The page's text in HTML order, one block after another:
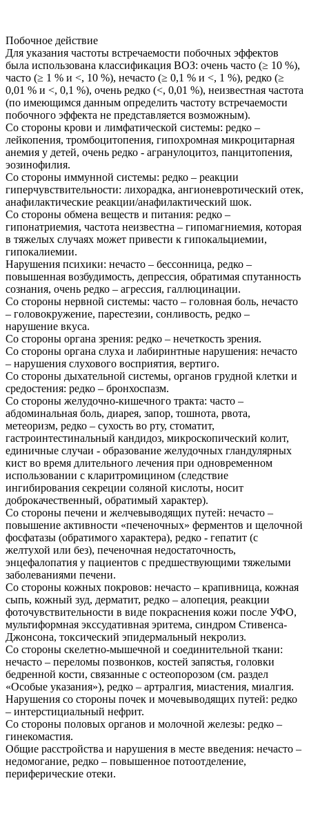
Побочное действие
Для указания частоты встречаемости побочных эффектов
была использована классификация ВОЗ: очень часто (≥ 10 %),
часто (≥ 1 % и <, 10 %), нечасто (≥ 0,1 % и <, 1 %), редко (≥
0,01 % и <, 0,1 %), очень редко (<, 0,01 %), неизвестная частота
(по имеющимся данным определить частоту встречаемости
побочного эффекта не представляется возможным).
Со стороны крови и лимфатической системы: редко –
лейкопения, тромбоцитопения, гипохромная микроцитарная
анемия у детей, очень редко - агранулоцитоз, панцитопения,
эозинофилия.
Со стороны иммунной системы: редко – реакции
гиперчувствительности: лихорадка, ангионевротический отек,
анафилактические реакции/анафилактический шок.
Со стороны обмена веществ и питания: редко –
гипонатриемия, частота неизвестна – гипомагниемия, которая
в тяжелых случаях может привести к гипокальциемии,
гипокалиемии.
Нарушения психики: нечасто – бессонница, редко –
повышенная возбудимость, депрессия, обратимая спутанность
сознания, очень редко – агрессия, галлюцинации.
Со стороны нервной системы: часто – головная боль, нечасто
– головокружение, парестезии, сонливость, редко –
нарушение вкуса.
Со стороны органа зрения: редко – нечеткость зрения.
Со стороны органа слуха и лабиринтные нарушения: нечасто
– нарушения слухового восприятия, вертиго.
Со стороны дыхательной системы, органов грудной клетки и
средостения: редко – бронхоспазм.
Со стороны желудочно-кишечного тракта: часто –
абдоминальная боль, диарея, запор, тошнота, рвота,
метеоризм, редко – сухость во рту, стоматит,
гастроинтестинальный кандидоз, микроскопический колит,
единичные случаи - образование желудочных гландулярных
кист во время длительного лечения при одновременном
использовании с кларитромицином (следствие
ингибирования секреции соляной кислоты, носит
доброкачественный, обратимый характер).
Со стороны печени и желчевыводящих путей: нечасто –
повышение активности «печеночных» ферментов и щелочной
фосфатазы (обратимого характера), редко - гепатит (с
желтухой или без), печеночная недостаточность,
энцефалопатия у пациентов с предшествующими тяжелыми
заболеваниями печени.
Со стороны кожных покровов: нечасто – крапивница, кожная
сыпь, кожный зуд, дерматит, редко – алопеция, реакции
фоточувствительности в виде покраснения кожи после УФО,
мультиформная экссудативная эритема, синдром Стивенса-
Джонсона, токсический эпидермальный некролиз.
Со стороны скелетно-мышечной и соединительной ткани:
нечасто – переломы позвонков, костей запястья, головки
бедренной кости, связанные с остеопорозом (см. раздел
«Особые указания»), редко – артралгия, миастения, миалгия.
Нарушения со стороны почек и мочевыводящих путей: редко
– интерстициальный нефрит.
Со стороны половых органов и молочной железы: редко –
гинекомастия.
Общие расстройства и нарушения в месте введения: нечасто –
недомогание, редко – повышенное потоотделение,
периферические отеки.